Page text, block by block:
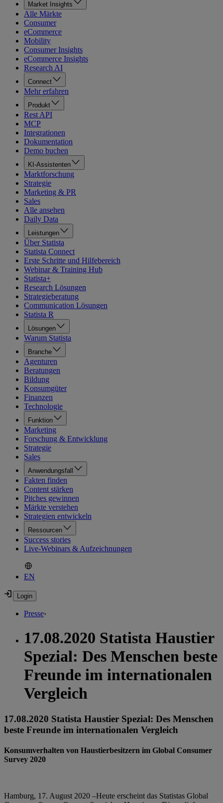
Market Insights
Alle Märkte
Consumer
eCommerce
Mobility
Consumer Insights
eCommerce Insights
Research AI
Connect
Mehr erfahren
Produkt
Rest API
MCP
Integrationen
Dokumentation
Demo buchen
KI-Assistenten
Marktforschung
Strategie
Marketing & PR
Sales
Alle ansehen
Daily Data
Leistungen
Über Statista
Statista Connect
Erste Schritte und Hilfebereich
Webinar & Training Hub
Statista+
Research Lösungen
Strategieberatung
Communication Lösungen
Statista R
Lösungen
Warum Statista
Branche
Agenturen
Beratungen
Bildung
Konsumgüter
Finanzen
Technologie
Funktion
Marketing
Forschung & Entwicklung
Strategie
Sales
Anwendungsfall
Fakten finden
Content stärken
Pitches gewinnen
Märkte verstehen
Strategien entwickeln
Ressourcen
Success stories
Live-Webinars & Aufzeichnungen
EN
Presse›
17.08.2020 Statista Haustier
Spezial: Des Menschen beste
Freunde im internationalen
Vergleich
17.08.2020 Statista Haustier Spezial: Des Menschen
beste Freunde im internationalen Vergleich
Konsumverhalten von Haustierbesitzern im Global Consumer
Survey 2020
Hamburg, 17. August 2020 –Heute erscheint das Statistas Global